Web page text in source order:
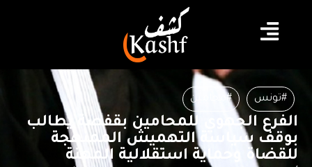
#تونس #محامين
الفرع الجهوي للمحامين بقفصة يطالب
بوقف سياسة التهميش الممنهجة
للقضاة وحماية استقلالية المهنة